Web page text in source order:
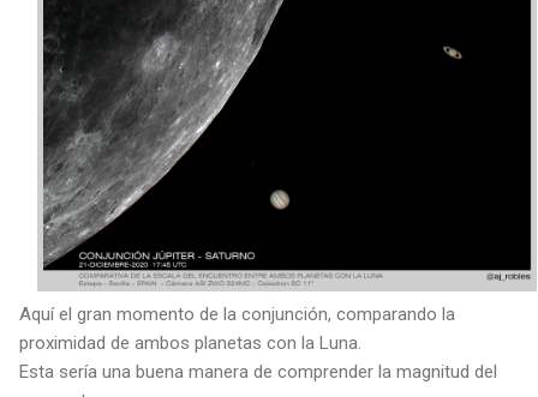
Aquí el gran momento de la conjunción, comparando la
proximidad de ambos planetas con la Luna.
Esta sería una buena manera de comprender la magnitud del